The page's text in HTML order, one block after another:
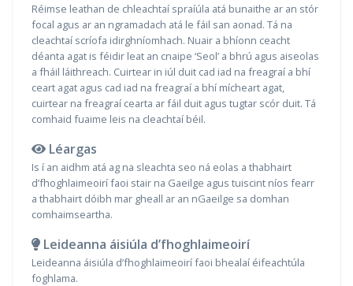
Réimse leathan de chleachtaí spraíúla atá bunaithe ar an stór
focal agus ar an ngramadach atá le fáil san aonad. Tá na
cleachtaí scríofa idirghníomhach. Nuair a bhíonn ceacht
déanta agat is féidir leat an cnaipe ‘Seol’ a bhrú agus aiseolas
a fháil láithreach. Cuirtear in iúl duit cad iad na freagraí a bhí
ceart agat agus cad iad na freagraí a bhí mícheart agat,
cuirtear na freagraí cearta ar fáil duit agus tugtar scór duit. Tá
comhaid fuaime leis na cleachtaí béil.
Léargas
Is í an aidhm atá ag na sleachta seo ná eolas a thabhairt
d’fhoghlaimeoirí faoi stair na Gaeilge agus tuiscint níos fearr
a thabhairt dóibh mar gheall ar an nGaeilge sa domhan
comhaimseartha.
Leideanna áisiúla d’fhoghlaimeoirí
Leideanna áisiúla d’fhoghlaimeoirí faoi bhealaí éifeachtúla
foghlama.